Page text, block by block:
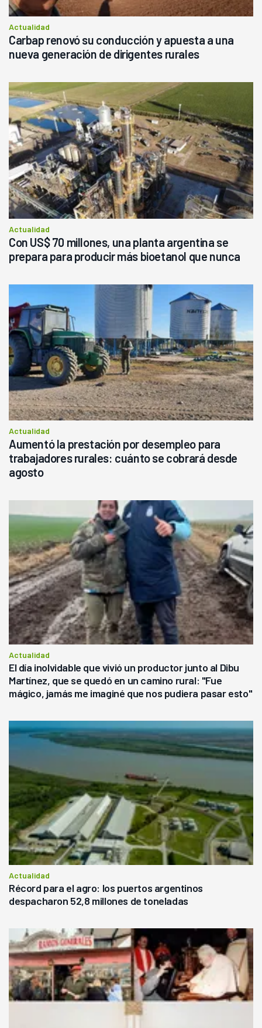
Actualidad
Carbap renovó su conducción y apuesta a una
nueva generación de dirigentes rurales
Actualidad
Con US$ 70 millones, una planta argentina se
prepara para producir más bioetanol que nunca
Actualidad
Aumentó la prestación por desempleo para
trabajadores rurales: cuánto se cobrará desde
agosto
Actualidad
El día inolvidable que vivió un productor junto al Dibu
Martínez, que se quedó en un camino rural: "Fue
mágico, jamás me imaginé que nos pudiera pasar esto"
Actualidad
Récord para el agro: los puertos argentinos
despacharon 52,8 millones de toneladas